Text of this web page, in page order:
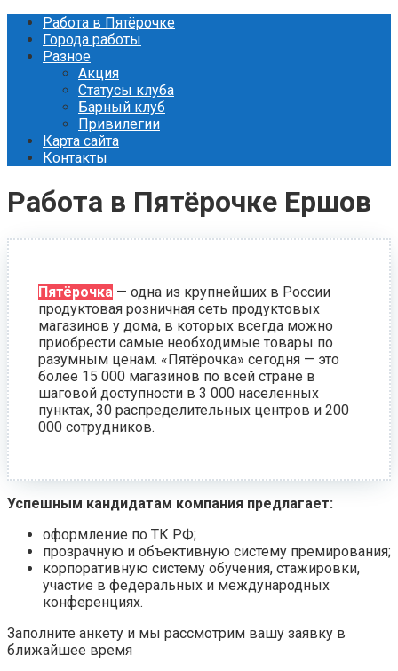
Перейти
контенту
Работа в Пятёрочке
Города работы
Разное
Акция
Статусы клуба
Барный клуб
Привилегии
Карта сайта
Контакты
Работа в Пятёрочке Ершов
Пятёрочка — одна из крупнейших в России
продуктовая розничная сеть продуктовых
магазинов у дома, в которых всегда можно
приобрести самые необходимые товары по
разумным ценам. «Пятёрочка» сегодня — это
более 15 000 магазинов по всей стране в
шаговой доступности в 3 000 населенных
пунктах, 30 распределительных центров и 200
000 сотрудников.
Успешным кандидатам компания предлагает:
оформление по ТК РФ;
прозрачную и объективную систему премирования;
корпоративную систему обучения, стажировки,
участие в федеральных и международных
конференциях.
Заполните анкету и мы рассмотрим вашу заявку в
ближайшее время